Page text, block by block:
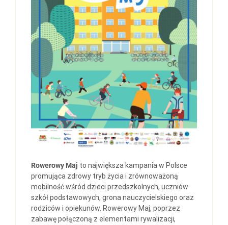
Rowerowy Maj to największa kampania w Polsce
promująca zdrowy tryb życia i zrównoważoną
mobilność wśród dzieci przedszkolnych, uczniów
szkół podstawowych, grona nauczycielskiego oraz
rodziców i opiekunów. Rowerowy Maj, poprzez
zabawę połączoną z elementami rywalizacji,